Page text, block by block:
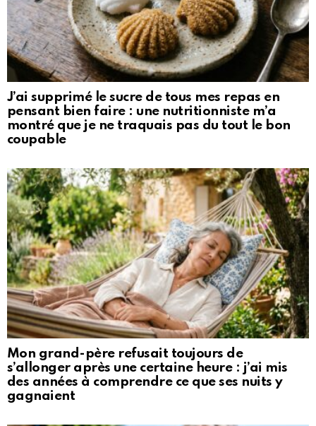
J’ai supprimé le sucre de tous mes repas en
pensant bien faire : une nutritionniste m’a
montré que je ne traquais pas du tout le bon
coupable
Mon grand-père refusait toujours de
s’allonger après une certaine heure : j’ai mis
des années à comprendre ce que ses nuits y
gagnaient